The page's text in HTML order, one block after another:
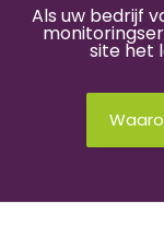
Als uw bedrijf
site het